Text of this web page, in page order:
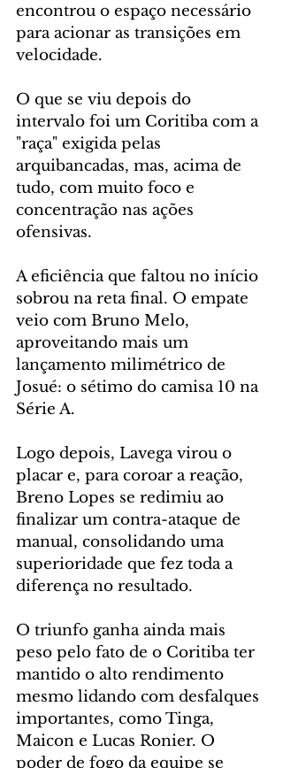
encontrou o espaço necessário
para acionar as transições em
velocidade.
O que se viu depois do
intervalo foi um Coritiba com a
"raça" exigida pelas
arquibancadas, mas, acima de
tudo, com muito foco e
concentração nas ações
ofensivas.
A eficiência que faltou no início
sobrou na reta final. O empate
veio com Bruno Melo,
aproveitando mais um
lançamento milimétrico de
Josué: o sétimo do camisa 10 na
Série A.
Logo depois, Lavega virou o
placar e, para coroar a reação,
Breno Lopes se redimiu ao
finalizar um contra-ataque de
manual, consolidando uma
superioridade que fez toda a
diferença no resultado.
O triunfo ganha ainda mais
peso pelo fato de o Coritiba ter
mantido o alto rendimento
mesmo lidando com desfalques
importantes, como Tinga,
Maicon e Lucas Ronier. O
poder de fogo da equipe se